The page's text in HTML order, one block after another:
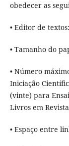
obedecer as
• Editor de
• Tamanho do
• Número
Iniciação
(vinte) para
Livros em
• Espaço entre